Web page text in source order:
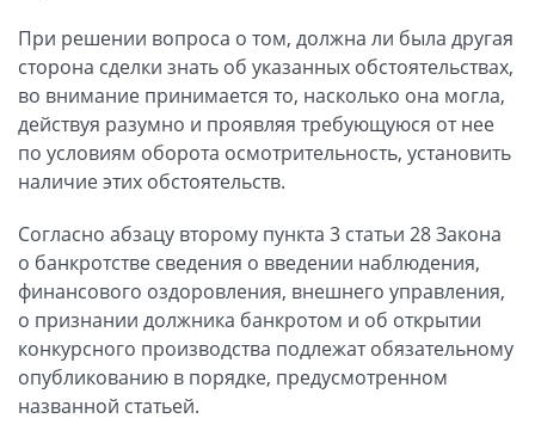
При решении вопроса о том, должна ли была другая
сторона сделки знать об указанных обстоятельствах,
во внимание принимается то, насколько она могла,
действуя разумно и проявляя требующуюся от нее
по условиям оборота осмотрительность, установить
наличие этих обстоятельств.
Согласно абзацу второму пункта 3 статьи 28 Закона
о банкротстве сведения о введении наблюдения,
финансового оздоровления, внешнего управления,
о признании должника банкротом и об открытии
конкурсного производства подлежат обязательному
опубликованию в порядке, предусмотренном
названной статьей.